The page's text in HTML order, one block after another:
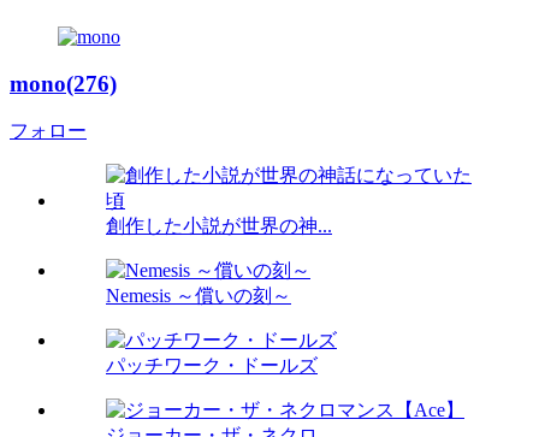
mono(276)
フォロー
創作した小説が世界の神...
Nemesis ～償いの刻～
パッチワーク・ドールズ